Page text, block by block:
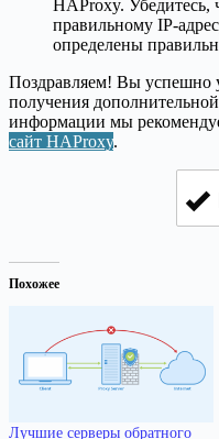
HAProxy. Убедитесь,
правильному IP-
определены
Поздравляем! Вы успешно
получения
информации мы
сайт HAProxy.
Похожее
Лучшие серверы обратного